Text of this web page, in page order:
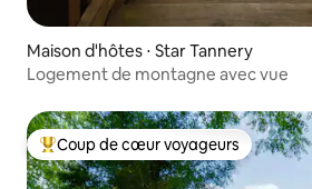
Maison d'hôtes ⋅ Star Tannery
Logement de montagne avec vue
Coups de cœur voyageurs les plus
Coup de cœur voyageurs